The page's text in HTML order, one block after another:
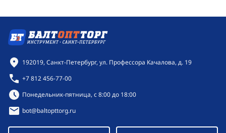
Контактная информация
192019, Санкт-Петербург, ул. Профессора Качалова, д. 19
+7 812 456-77-00
Режим работы:
Понедельник-пятница, с 8:00 до 18:00
bot@baltopttorg.ru